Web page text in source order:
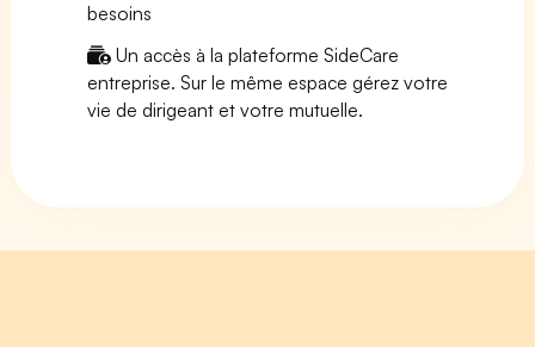
besoins
Un accès à la plateforme SideCare
entreprise. Sur le même espace gérez votre
vie de dirigeant et votre mutuelle.